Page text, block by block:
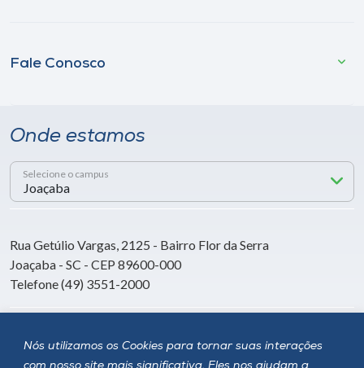
Nós utilizamos os Cookies para tornar suas interações
com nosso site mais significativa. Eles nos ajudam a
Fale Conosco
Onde estamos
Selecione o campus
Rua Getúlio Vargas, 2125 - Bairro Flor da Serra
Joaçaba - SC - CEP 89600-000
Telefone (49) 3551-2000
Siga a Unoesc